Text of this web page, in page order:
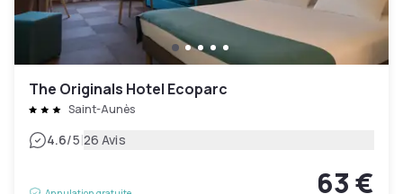
The Originals Hotel Ecoparc
Saint-Aunès
4.6/5|26 Avis
63 €